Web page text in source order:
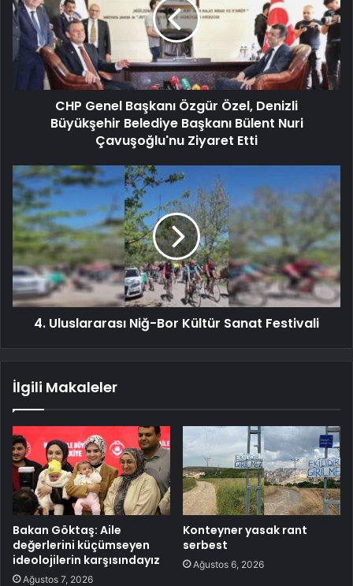
CHP Genel Başkanı Özgür Özel, Denizli
Büyükşehir Belediye Başkanı Bülent Nuri
Çavuşoğlu'nu Ziyaret Etti
4. Uluslararası Niğ-Bor Kültür Sanat Festivali
İlgili Makaleler
Bakan Göktaş: Aile
değerlerini küçümseyen
ideolojilerin karşısındayız
Ağustos 7, 2026
Konteyner yasak rant
serbest
Ağustos 6, 2026